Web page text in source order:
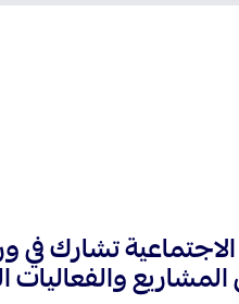
الاجتماعية تشارك
المشاريع